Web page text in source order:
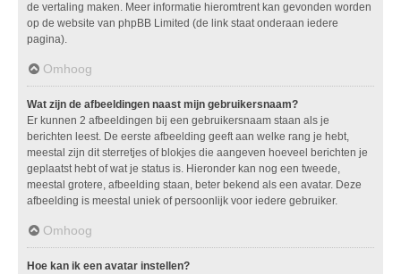
de vertaling maken. Meer informatie hieromtrent kan gevonden worden
op de website van phpBB Limited (de link staat onderaan iedere
pagina).
Omhoog
Wat zijn de afbeeldingen naast mijn gebruikersnaam?
Er kunnen 2 afbeeldingen bij een gebruikersnaam staan als je
berichten leest. De eerste afbeelding geeft aan welke rang je hebt,
meestal zijn dit sterretjes of blokjes die aangeven hoeveel berichten je
geplaatst hebt of wat je status is. Hieronder kan nog een tweede,
meestal grotere, afbeelding staan, beter bekend als een avatar. Deze
afbeelding is meestal uniek of persoonlijk voor iedere gebruiker.
Omhoog
Hoe kan ik een avatar instellen?